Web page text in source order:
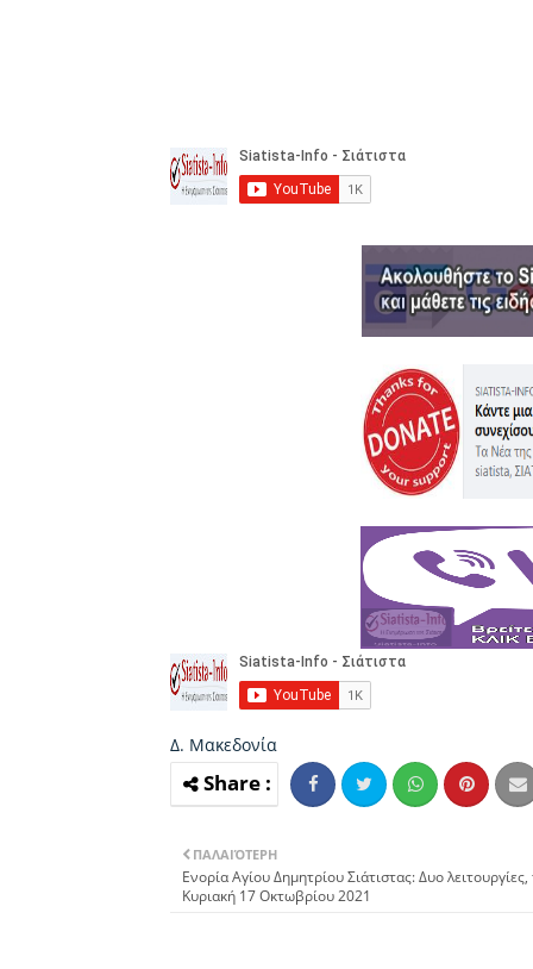
Δ. Μακεδονία
ΠΑΛΑΙΌΤΕΡΗ
Ενορία Αγίου Δημητρίου Σιάτιστας: Δυο
Κυριακή 17 Οκτωβρίου 2021